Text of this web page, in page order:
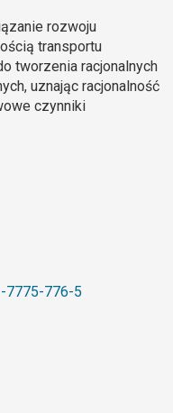
rozwoju
transportu
tworzenia racjonalnych
uznając racjonalność
czynniki
7775-776-5